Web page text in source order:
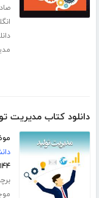
دانلود کتاب مدیریت
۱۴۴ صفحه